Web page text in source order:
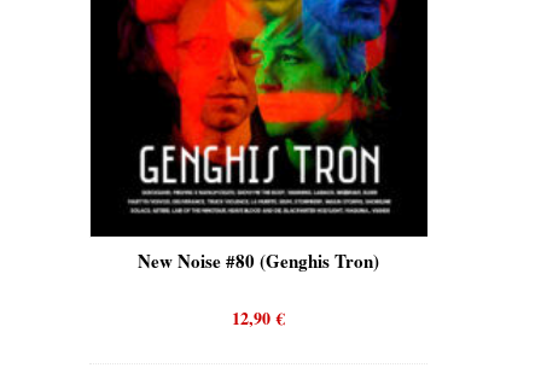
New Noise #80 (Genghis Tron)
12,90€